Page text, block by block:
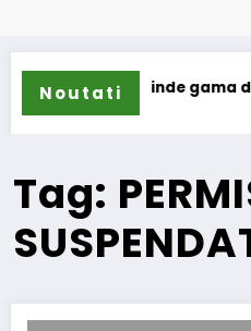
Noutati
își extinde gama de
Tag: